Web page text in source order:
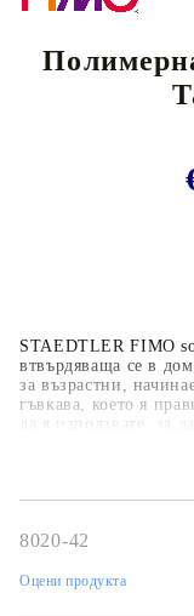
STAEDTLER FIMO
втвърдяваща се в
за възрастни,
гъвкава, което я
да я използвате, за
8020-42
Оцени продукта